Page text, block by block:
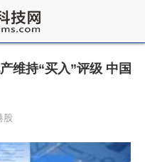
维持“买入”评级 中国
股